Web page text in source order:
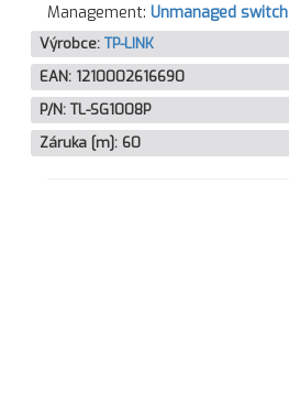
Management: Unmanaged switch
Výrobce: TP-LINK
EAN: 1210002616690
P/N: TL-SG1008P
Záruka [m]: 60